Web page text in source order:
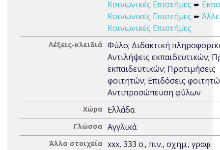
Κοινωνικές Επιστήμες ➨
Κοινωνικές Επιστήμες ➨
Κοινωνικές Επιστήμες
Λέξεις-κλειδιά Φύλο; Διδακτική
Αντιλήψεις εκπαιδευτικών;
εκπαιδευτικών; Προτιμήσεις
φοιτητών; Επιδόσεις
Αντιπροσώπευση φύλων
Χώρα Ελλάδα
Γλώσσα Αγγλικά
Άλλα στοιχεία xxx, 333 σ., πιν., σχημ., γραφ.